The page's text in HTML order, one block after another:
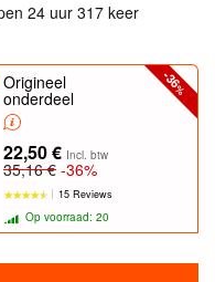
24 uur 317 keer
-36
%
Origineel
onderdeel
22,50 € Incl. btw
35,16 € -36%
15 Reviews
Op voorraad: 20